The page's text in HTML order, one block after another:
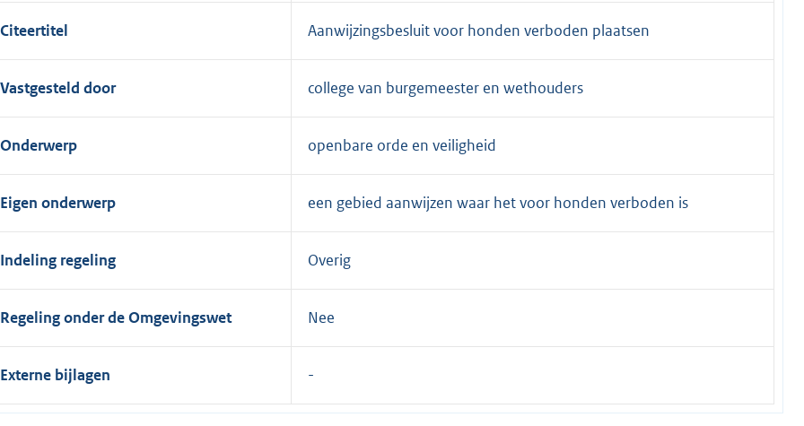
Citeertitel Aanwijzingsbesluit voor honden verboden plaatsen
Vastgesteld door college van burgemeester en wethouders
Onderwerp openbare orde en veiligheid
Eigen onderwerp een gebied aanwijzen waar het voor honden verboden is
Indeling regeling Overig
Regeling onder de Omgevingswet Nee
Externe bijlagen